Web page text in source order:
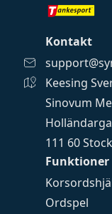
Funktioner
Ordspel
Kontakt
Keesing
Sinovum
111 60